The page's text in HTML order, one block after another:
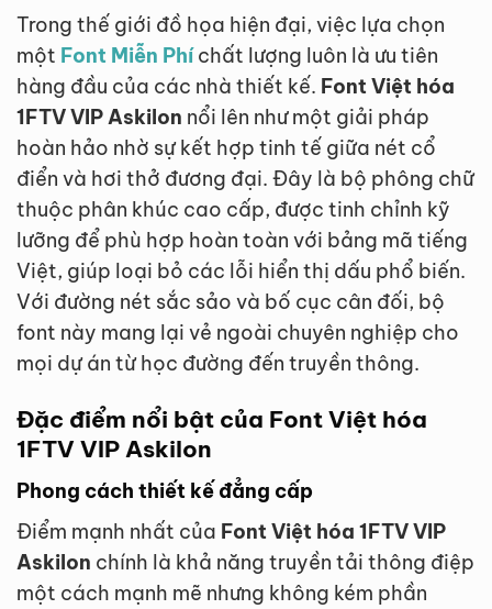
Trong thế giới đồ họa hiện đại, việc lựa chọn
một Font Miễn Phíchất lượng luôn là ưu tiên
hàng đầu của các nhà thiết kế. Font Việt hóa
1FTV VIP Askilon nổi lên như một giải pháp
hoàn hảo nhờ sự kết hợp tinh tế giữa nét cổ
điển và hơi thở đương đại. Đây là bộ phông chữ
thuộc phân khúc cao cấp, được tinh chỉnh kỹ
lưỡng để phù hợp hoàn toàn với bảng mã tiếng
Việt, giúp loại bỏ các lỗi hiển thị dấu phổ biến.
Với đường nét sắc sảo và bố cục cân đối, bộ
font này mang lại vẻ ngoài chuyên nghiệp cho
mọi dự án từ học đường đến truyền thông.
Đặc điểm nổi bật của Font Việt hóa
1FTV VIP Askilon
Phong cách thiết kế đẳng cấp
Điểm mạnh nhất của Font Việt hóa 1FTV VIP
Askilon chính là khả năng truyền tải thông điệp
một cách mạnh mẽ nhưng không kém phần